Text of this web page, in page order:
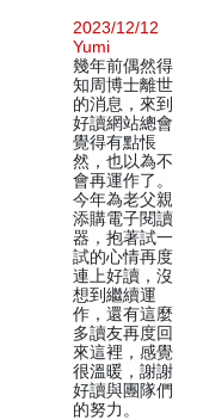
2023/12/12
Yumi
幾年前偶然得
知周博士離世
的消息，來到
好讀網站總會
覺得有點悵
然，也以為不
會再運作了。
今年為老父親
添購電子閱讀
器，抱著試一
試的心情再度
連上好讀，沒
想到繼續運
作，還有這麼
多讀友再度回
來這裡，感覺
很溫暖，謝謝
好讀與團隊們
的努力。